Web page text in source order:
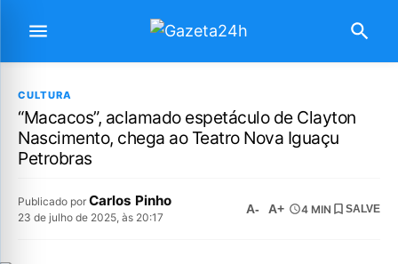
CULTURA
“Macacos”, aclamado espetáculo de Clayton
Nascimento, chega ao Teatro Nova Iguaçu
Petrobras
Publicado por Carlos Pinho
23 de julho de 2025, às 20:17
A- A+ 4 MIN SALVE